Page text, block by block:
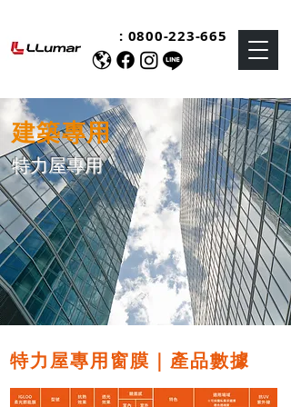
: 0800-223-665
建築專用
特力屋專用
特力屋專用窗膜｜產品數據